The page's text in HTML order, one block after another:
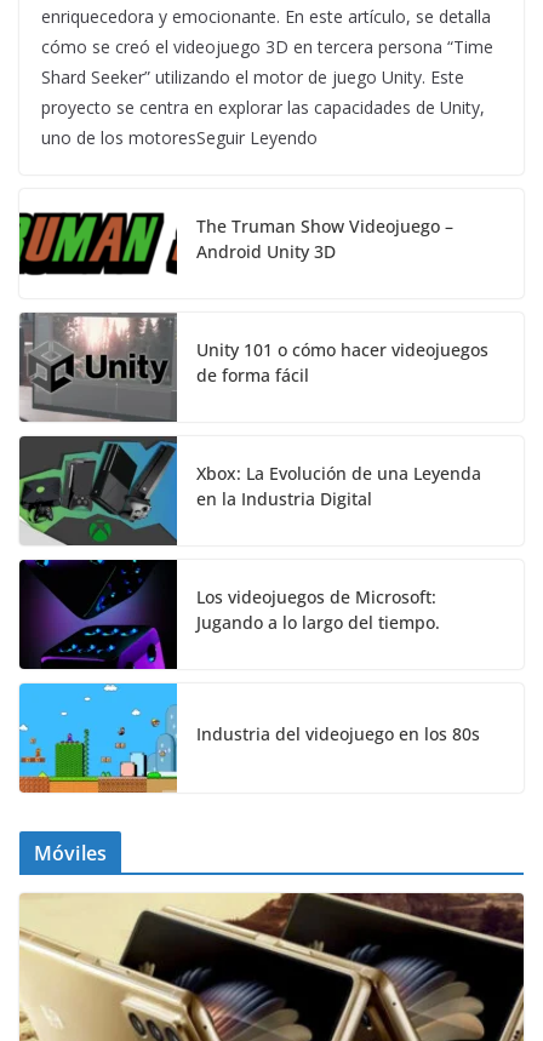
enriquecedora y emocionante. En este artículo, se detalla
cómo se creó el videojuego 3D en tercera persona “Time
Shard Seeker” utilizando el motor de juego Unity. Este
proyecto se centra en explorar las capacidades de Unity,
uno de los motoresSeguir Leyendo
The Truman Show Videojuego –
Android Unity 3D
Unity 101 o cómo hacer videojuegos
de forma fácil
Xbox: La Evolución de una Leyenda
en la Industria Digital
Los videojuegos de Microsoft:
Jugando a lo largo del tiempo.
Industria del videojuego en los 80s
Móviles